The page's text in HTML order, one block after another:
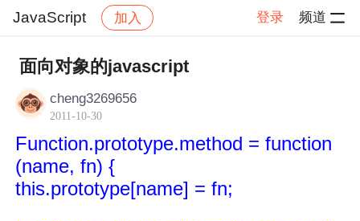
JavaScript 加入 登录 频道
社区 JavaScript 帖子详情
面向对象的javascript
cheng3269656
2011-10-30
Function.prototype.method = function
(name, fn) {
this.prototype[name] = fn;